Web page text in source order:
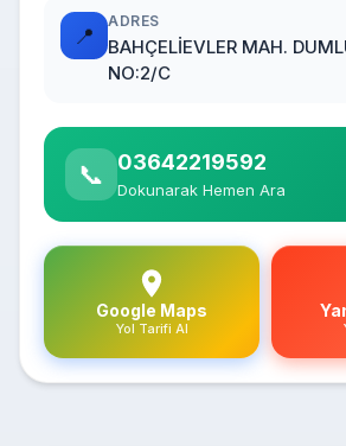
📍
ADRES
BAHÇELİEVLER MAH.
NO:2/C
📞 03642219592
Dokunarak Hemen Ara
Google Maps
Yol Tarifi Al